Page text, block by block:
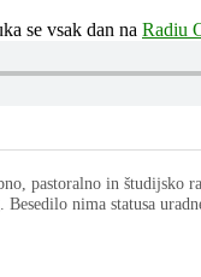
se vsak dan na Radiu
pastoralno in študijsko
nima statusa